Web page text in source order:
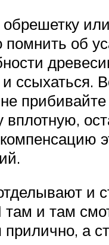
об
и ссыхаться.
прибивайте
вплотную,
и
там и там
а